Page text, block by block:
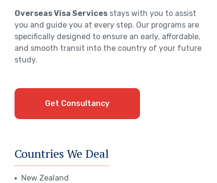
Overseas Visa Services stays with you to assist
you and guide you at every step. Our programs are
specifically designed to ensure an early, affordable,
and smooth transit into the country of your future
study.
Get Consultancy
Countries We Deal
New Zealand